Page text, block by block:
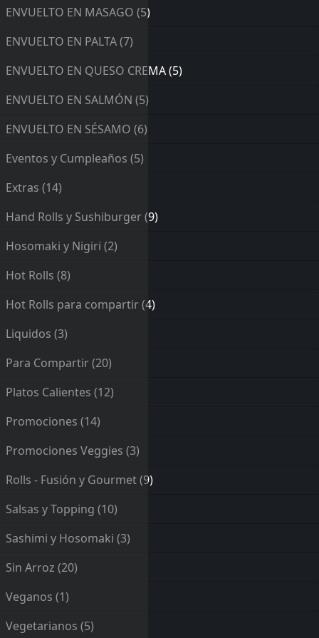
ENVUELTO EN MASAGO (5)
ENVUELTO EN PALTA(7)
ENVUELTO EN QUESO CREMA(5)
ENVUELTO EN SALMÓN (5)
ENVUELTO EN SÉSAMO (6)
Eventos y Cumpleaños (5)
Extras (14)
Hand Rolls y Sushiburger(9)
Hosomaki y Nigiri (2)
Hot Rolls (8)
Hot Rolls para compartir(4)
Liquidos (3)
Para Compartir(20)
Platos Calientes (12)
Promociones (14)
Promociones Veggies (3)
Rolls - Fusión y Gourmet(9)
Salsas y Topping (10)
Sashimi y Hosomaki (3)
Sin Arroz (20)
Veganos (1)
Vegetarianos (5)